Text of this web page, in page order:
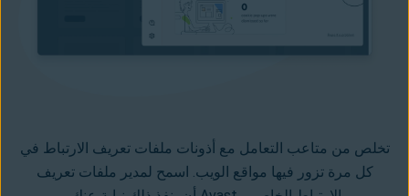
تخلص من متاعب التعامل مع أذونات ملفات تعريف الارتباط في
كل مرة تزور فيها مواقع الويب. اسمح لمدير ملفات تعريف